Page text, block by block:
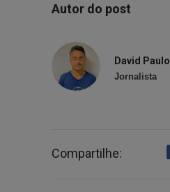
Autor do post
David Paulo
Jornalista
Compartilhe: